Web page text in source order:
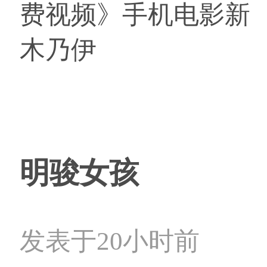
费视频》手机电影新
木乃伊
明骏女孩
发表于20小时前